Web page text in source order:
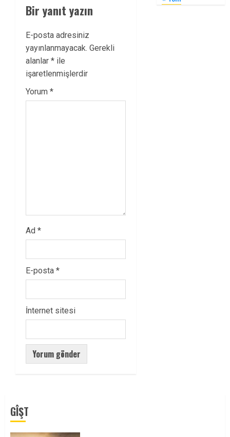
Bir yanıt yazın
E-posta adresiniz
yayınlanmayacak. Gerekli
alanlar * ile
işaretlenmişlerdir
Yorum *
Ad *
E-posta *
İnternet sitesi
GÎŞT